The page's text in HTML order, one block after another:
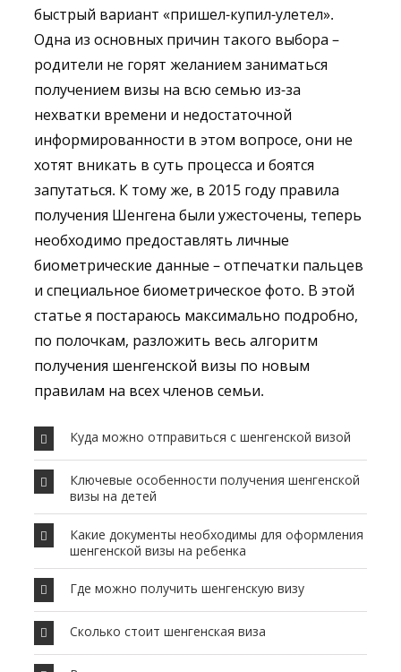
быстрый вариант «пришел-купил-улетел».
Одна из основных причин такого выбора –
родители не горят желанием заниматься
получением визы на всю семью из-за
нехватки времени и недостаточной
информированности в этом вопросе, они не
хотят вникать в суть процесса и боятся
запутаться. К тому же, в 2015 году правила
получения Шенгена были ужесточены, теперь
необходимо предоставлять личные
биометрические данные – отпечатки пальцев
и специальное биометрическое фото. В этой
статье я постараюсь максимально подробно,
по полочкам, разложить весь алгоритм
получения шенгенской визы по новым
правилам на всех членов семьи.
Куда можно отправиться с шенгенской визой
Ключевые особенности получения шенгенской
визы на детей
Какие документы необходимы для оформления
шенгенской визы на ребенка
Где можно получить шенгенскую визу
Сколько стоит шенгенская виза